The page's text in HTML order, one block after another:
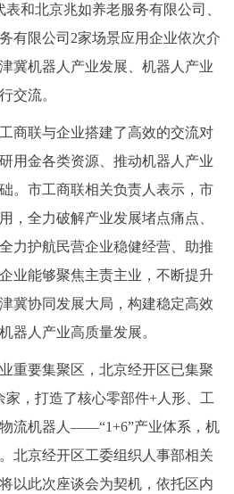
阳光政务
在线访谈 图说互动
十六区概览 人文北京
图说北京 视频北京
한국어 日本語
FRANÇAIS РУССКИЙ ЯЗЫК
和北京兆如养老服务有限公司、
有限公司2家场景应用企业依次介
冀机器人产业发展、机器人产业
交流。
联与企业搭建了高效的交流对
用金各类资源、推动机器人产业
。市工商联相关负责人表示，市
，全力破解产业发展堵点痛点、
力护航民营企业稳健经营、助推
业能够聚焦主责主业，不断提升
冀协同发展大局，构建稳定高效
器人产业高质量发展。
要集聚区，北京经开区已集聚
家，打造了核心零部件+人形、工
流机器人——“1+6”产业体系，机
北京经开区工委组织人事部相关
以此次座谈会为契机，依托区内